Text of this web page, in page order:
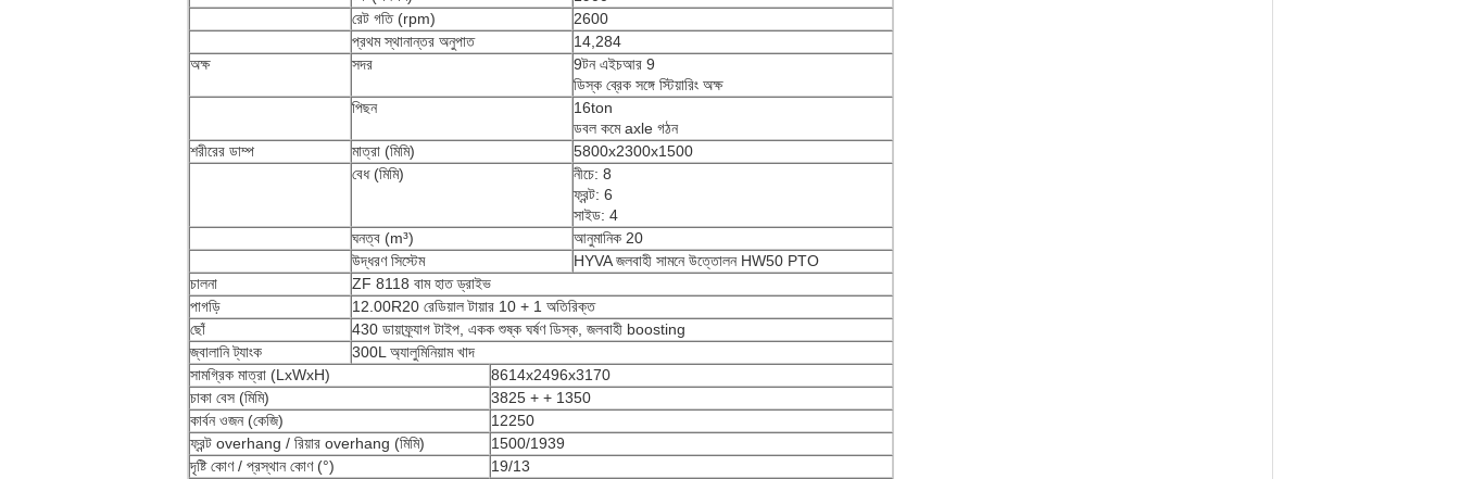
রেট গতি (rpm)
2600
প্রথম স্থানান্তর অনুপাত
14,284
অক্ষ
সদর
9টন এইচআর 9
ডিস্ক ব্রেক সঙ্গে স্টিয়ারিং অক্ষ
পিছন
16ton
ডবল কমে axle গঠন
শরীরের ডাম্প
মাত্রা (মিমি)
5800x2300x1500
বেধ (মিমি)
নীচে: 8
ফ্রন্ট: 6
সাইড: 4
ঘনত্ব (m³)
আনুমানিক 20
উদ্ধরণ সিস্টেম
HYVA জলবাহী সামনে উত্তোলন HW50 PTO
চালনা
ZF 8118 বাম হাত ড্রাইভ
পাগড়ি
12.00R20 রেডিয়াল টায়ার 10 + 1 অতিরিক্ত
ছোঁ
430 ডায়াফ্র্যাগ টাইপ, একক শুষ্ক ঘর্ষণ ডিস্ক, জলবাহী boosting
জ্বালানি ট্যাংক
300L অ্যালুমিনিয়াম খাদ
সামগ্রিক মাত্রা (LxWxH)
8614x2496x3170
চাকা বেস (মিমি)
3825 + + 1350
কার্বন ওজন (কেজি)
12250
ফ্রন্ট overhang / রিয়ার overhang (মিমি)
1500/1939
দৃষ্টি কোণ / প্রস্থান কোণ (°)
19/13